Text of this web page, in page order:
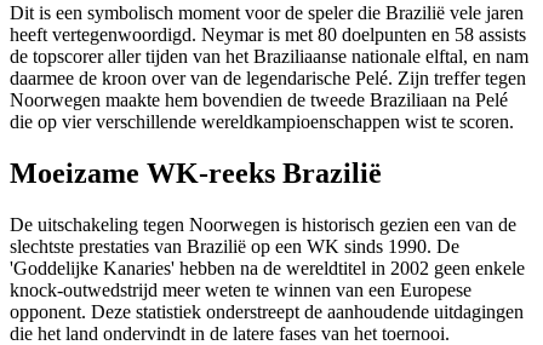
Dit is een symbolisch moment voor de speler die Brazilië vele jaren
heeft vertegenwoordigd. Neymar is met 80 doelpunten en 58 assists
de topscorer aller tijden van het Braziliaanse nationale elftal, en nam
daarmee de kroon over van de legendarische Pelé. Zijn treffer tegen
Noorwegen maakte hem bovendien de tweede Braziliaan na Pelé
die op vier verschillende wereldkampioenschappen wist te scoren.
Moeizame WK-reeks Brazilië
De uitschakeling tegen Noorwegen is historisch gezien een van de
slechtste prestaties van Brazilië op een WK sinds 1990. De
'Goddelijke Kanaries' hebben na de wereldtitel in 2002 geen enkele
knock-outwedstrijd meer weten te winnen van een Europese
opponent. Deze statistiek onderstreept de aanhoudende uitdagingen
die het land ondervindt in de latere fases van het toernooi.